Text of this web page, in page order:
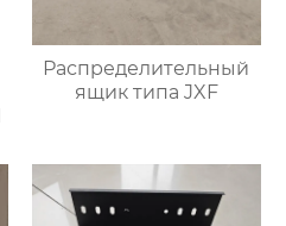
Распределительный
ящик типа JXF